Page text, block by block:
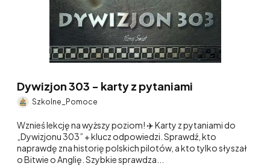
Dywizjon 303 - karty z pytaniami
Szkolne_Pomoce
Wznieś lekcję na wyższy poziom! ✈️ Karty z pytaniami do
„Dywizjonu 303” + klucz odpowiedzi. Sprawdź, kto
naprawdę zna historię polskich pilotów, a kto tylko słyszał
o Bitwie o Anglię. Szybkie sprawdza...